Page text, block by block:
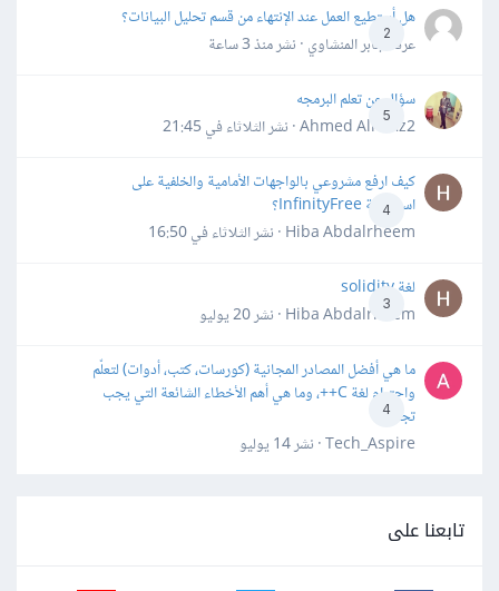
2
هل أستطيع العمل عند الإنتهاء من قسم تحليل البيانات؟
عرفه جابر المنشاوي · نشرمنذ 3 ساعة
5
سؤال عن تعلم البرمجه
Ahmed Alhafiz2 · نشر
الثلاثاء في 21:45
4
كيف ارفع مشروعي بالواجهات الأمامية والخلفية على
استضافة InfinityFree؟
Hiba Abdalrheem · نشر
الثلاثاء في 16:50
3
لغة solidity
Hiba Abdalrheem · نشر
20 يوليو
4
ما هي أفضل المصادر المجانية (كورسات، كتب، أدوات) لتعلّم
واحترام لغة C++، وما هي أهم الأخطاء الشائعة التي يجب
تجنبها؟
Tech_Aspire · نشر
14 يوليو
تابعنا على